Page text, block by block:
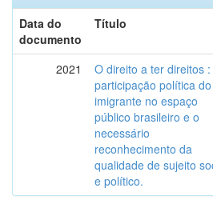
Data do
documento
Título
2021
O direito a ter direitos
participação política do
imigrante no espaço
público brasileiro e o
necessário
reconhecimento da
qualidade de sujeito
e político.